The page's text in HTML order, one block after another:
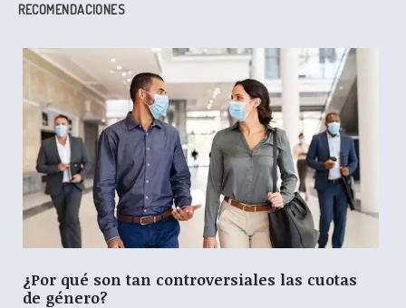
RECOMENDACIONES
¿Por qué son tan controversiales las cuotas
de género?